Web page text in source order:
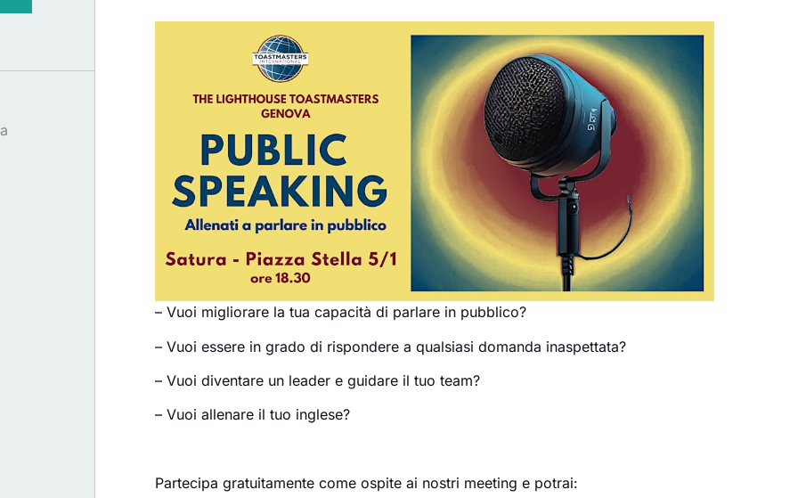
– Vuoi migliorare la tua capacità di parlare in pubblico?
– Vuoi essere in grado di rispondere a qualsiasi domanda inaspettata?
– Vuoi diventare un leader e guidare il tuo team?
– Vuoi allenare il tuo inglese?
Partecipa gratuitamente come ospite ai nostri meeting e potrai: